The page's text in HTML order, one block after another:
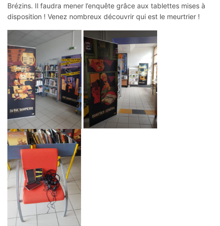
Brézins. Il faudra mener l’enquête grâce aux tablettes mises à
disposition ! Venez nombreux découvrir qui est le meurtrier !